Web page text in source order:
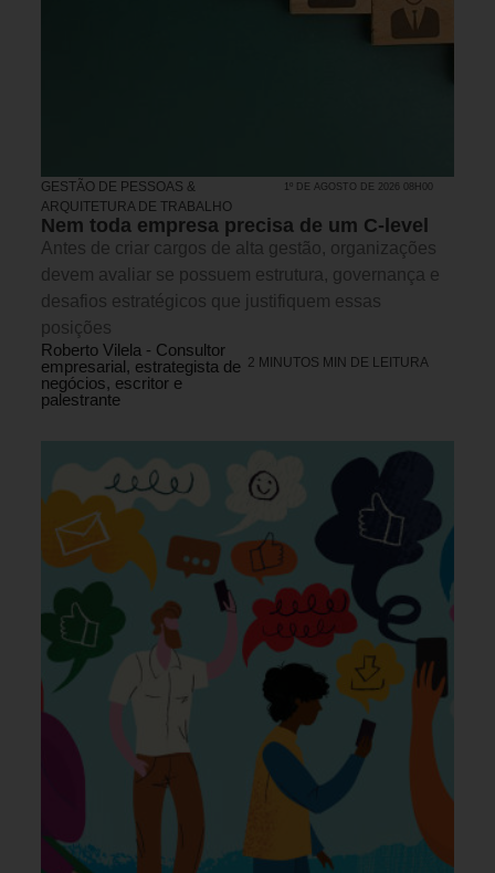
GESTÃO DE PESSOAS &
ARQUITETURA DE TRABALHO
1º DE AGOSTO DE 2026 08H00
Nem toda empresa precisa de um C-level
Antes de criar cargos de alta gestão, organizações
devem avaliar se possuem estrutura, governança e
desafios estratégicos que justifiquem essas
posições
Roberto Vilela - Consultor
empresarial, estrategista de
negócios, escritor e
palestrante
2 MINUTOS MIN DE LEITURA